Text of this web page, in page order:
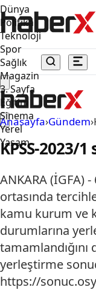
Dünya
Politika
Teknoloji
Spor
Sağlık
Magazin
3. Sayfa
Eğitim
Sinema
Yerel
Yaşam
Anasayfa›Gündem›
KPSS-2023/1
ANKARA (İGFA)
ortasında
kamu kurum ve
durumlarına
tamamlandığını
yerleştirme
https://